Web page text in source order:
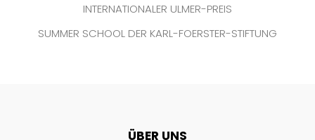
INTERNATIONALER ULMER-PREIS
SUMMER SCHOOL DER KARL-FOERSTER-STIFTUNG
ÜBER UNS